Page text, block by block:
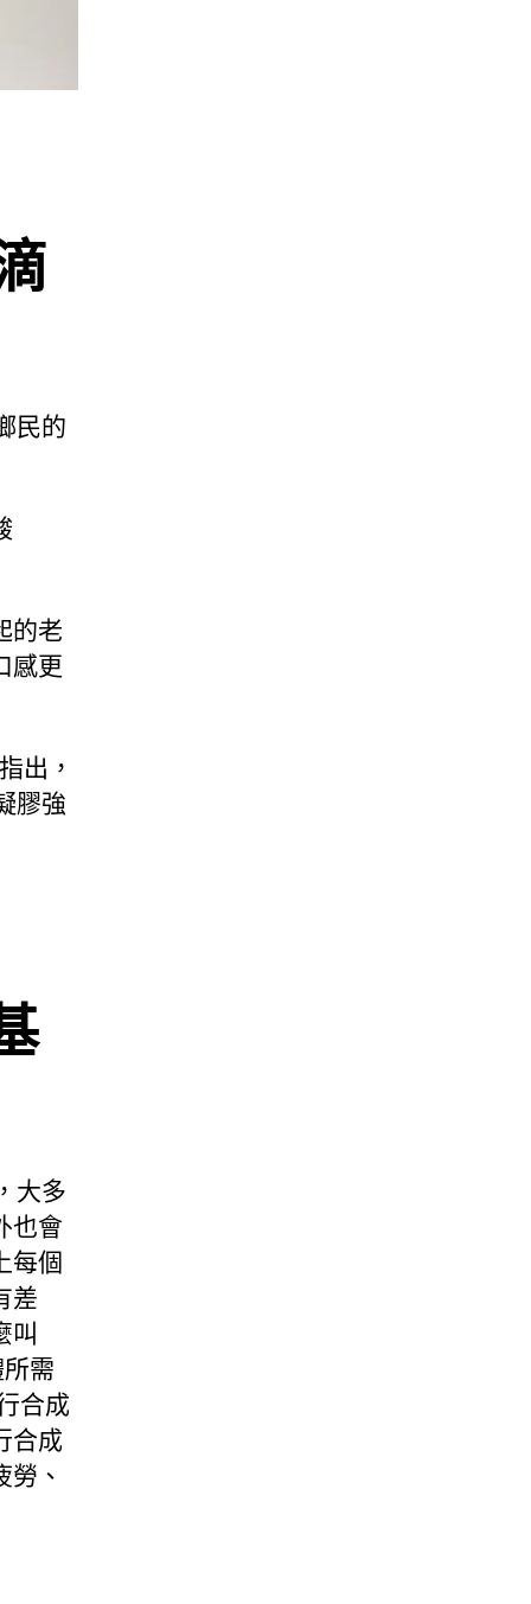
民的
的老
感更
出，
膠強
大多
也會
每個
差
叫
需
合成
合成
、